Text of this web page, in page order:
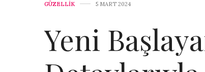
GÜZELLİK 5 MART 2024
Yeni